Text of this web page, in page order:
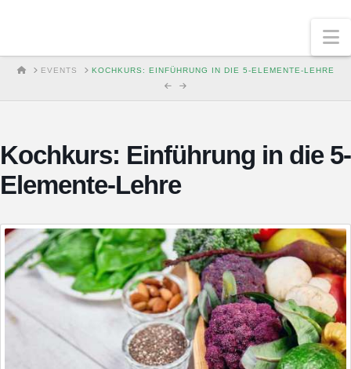
HOMEEVENTS KOCHKURS: EINFÜHRUNG IN DIE 5-ELEMENTE-LEHRE
Kochkurs: Einführung in die 5-
Elemente-Lehre